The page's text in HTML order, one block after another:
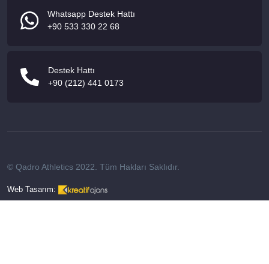
Whatsapp Destek Hattı
+90 533 330 22 68
Destek Hattı
+90 (212) 441 0173
© Qadro Athletics 2022. Tüm Hakları Saklıdır.
Web Tasarım: